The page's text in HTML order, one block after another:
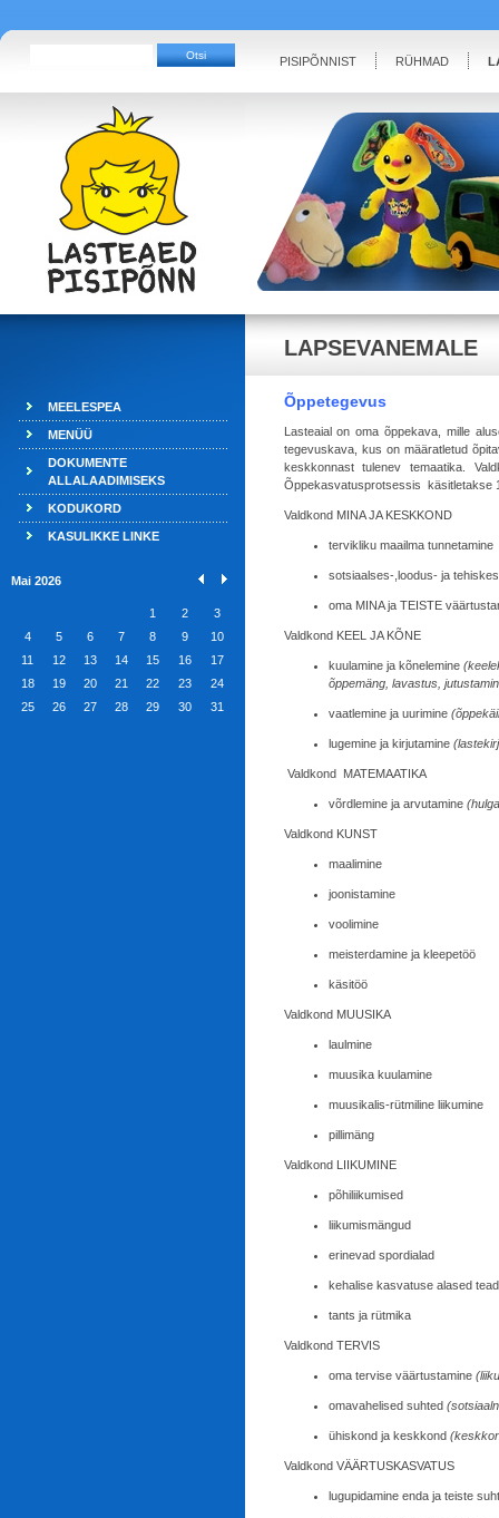
PISIPÕNNIST RÜHMAD
MEELESPEA
MENÜÜ
DOKUMENTE
ALLALAADIMISEKS
KODUKORD
KASULIKKE LINKE
Mai 2026
1 2
3
4
5 6 7 8 9
10
11
12 13 14 15 16
17
18
19 20 21 22 23
24
25
26 27 28 29 30 31
LAPSEVANEMALE
Õppetegevus
Lasteaial on oma õppekava, mille
tegevuskava, kus on määratletud
keskkonnast tulenev temaatika.
Õppekasvatusprotsessis käsitletakse
Valdkond MINA JA KESKKOND
tervikliku maailma tunnetamine
sotsiaalses-,loodus- ja
oma MINA ja TEISTE
Valdkond KEEL JA KÕNE
kuulamine ja kõnelemine
õppemäng, lavastus,
vaatlemine ja uurimine
lugemine ja kirjutamine
Valdkond MATEMAATIKA
võrdlemine ja arvutamine
Valdkond KUNST
maalimine
joonistamine
voolimine
meisterdamine ja kleepetöö
käsitöö
Valdkond MUUSIKA
laulmine
muusika kuulamine
muusikalis-rütmiline liikumine
pillimäng
Valdkond LIIKUMINE
põhiliikumised
liikumismängud
erinevad spordialad
kehalise kasvatuse alased
tants ja rütmika
Valdkond TERVIS
oma tervise väärtustamine
omavahelised suhted
ühiskond ja keskkond
Valdkond VÄÄRTUSKASVATUS
lugupidamine enda ja teiste